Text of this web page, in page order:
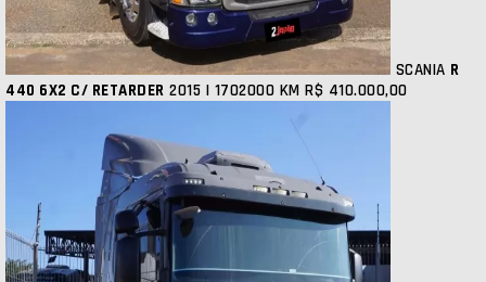
SCANIA R
440 6X2 C/ RETARDER 2015 | 1702000 KM R$ 410.000,00